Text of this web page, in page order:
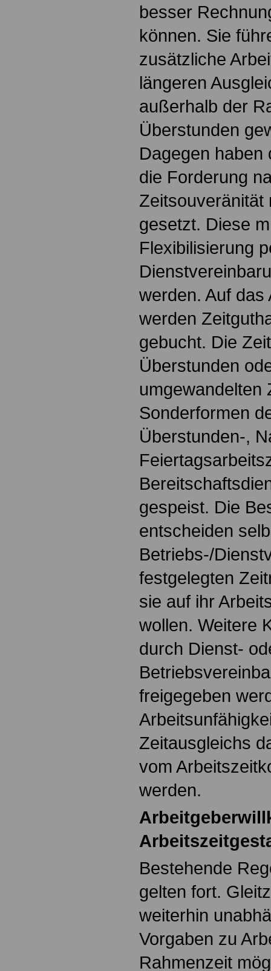
besser
können. Sie
zusätzliche
längeren
außerhalb der
Überstunden
Dagegen haben
die Forderung
Zeitsouveränität
gesetzt. Diese
Flexibilisierung
werden. Auf das
werden
gebucht. Die
Überstunden
umgewandelten
Sonderformen
Überstunden-,
gespeist. Die
entscheiden
Betriebs-/
festgelegten
sie auf ihr
wollen. Weitere
durch Dienst-
freigegeben
Zeitausgleichs
vom
werden.
Bestehende
gelten fort.
weiterhin
Vorgaben zu
Rahmenzeit